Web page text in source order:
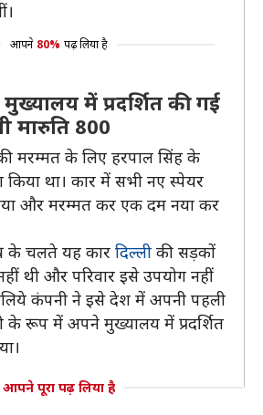
आपने 80% पढ़ लिया है
में प्रदर्शित की गई
मारुति 800
मरम्मत के लिए हरपाल सिंह के
किया था। कार में सभी नए स्पेयर
और मरम्मत कर एक दम नया कर
के चलते यह कार दिल्ली की सड़कों
थी और परिवार इसे उपयोग नहीं
कंपनी ने इसे देश में अपनी पहली
के रूप में अपने मुख्यालय में प्रदर्शित
आपने पूरा पढ़ लिया है